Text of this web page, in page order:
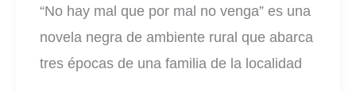
“No hay mal que por mal no venga” es una
novela negra de ambiente rural que abarca
tres épocas de una familia de la localidad